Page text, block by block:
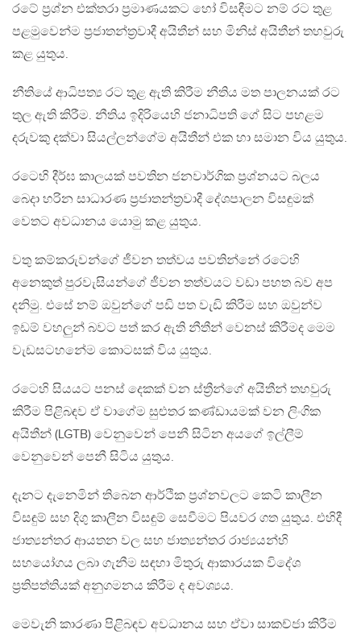
රටේ ප්‍රශ්න එක්තරා ප්‍රමාණයකට හෝ විසඳීමට නම් රට තුළ
පළමුවෙන්ම ප්‍රජාතන්ත්‍රවාදී අයිතීන් සහ මිනිස් අයිතීන් තහවුරු
කළ යුතුය.
නීතියේ ආධිපත්‍ය රට තුළ ඇති කිරීම නීතිය මත පාලනයක් රට
තුල ඇති කිරීම. නීතිය ඉදිරියෙහි ජනාධිපති ගේ සිට පහළම
දරුවකු දක්වා සියල්ලන්ගේම අයිතීන් එක හා සමාන විය යුතුය.
රටෙහි දීර්ඝ කාලයක් පවතින ජනවාර්ගික ප්‍රශ්නයට බලය
බෙදා හරින සාධාරණ ප්‍රජාතන්ත්‍රවාදී දේශපාලන විසඳුමක්
වෙතට අවධානය යොමු කළ යුතුය.
වතු කම්කරුවන්ගේ ජීවන තත්වය පවතින්නේ රටෙහි
අනෙකුත් පුරවැසියන්ගේ ජීවන තත්වයට වඩා පහත බව අප
දනිමු. එසේ නම් ඔවුන්ගේ පඩි පත වැඩි කිරීම සහ ඔවුන්ව
ඉඩම් වහලුන් බවට පත් කර ඇති නීතීන් වෙනස් කිරීමද මෙම
වැඩසටහනේම කොටසක් විය යුතුය.
රටෙහි සියයට පනස් දෙකක් වන ස්ත්‍රීන්ගේ අයිතීන් තහවුරු
කිරීම පිළිබඳව ඒ වාගේම සුළුතර කණ්ඩායමක් වන ලිංගික
අයිතීන් (LGTB) වෙනුවෙන් පෙනී සිටින අයගේ ඉල්ලීම්
වෙනුවෙන් පෙනී සිටිය යුතුය.
දැනට දැනෙමින් තිබෙන ආර්ථික ප්‍රශ්නවලට කෙටි කාලීන
විසඳුම් සහ දිගු කාලීන විසඳුම් සෙවීමට පියවර ගත යුතුය. එහිදී
ජාත්‍යන්තර ආයතන වල සහ ජාත්‍යන්තර රාජ්‍යයන්හි
සහයෝගය ලබා ගැනීම සඳහා මිතුරු ආකාරයක විදේශ
ප්‍රතිපත්තියක් අනුගමනය කිරීම ද අවශ්‍යය.
මෙවැනි කාරණා පිළිබඳව අවධානය සහ ඒවා සාකච්ජා කිරීම